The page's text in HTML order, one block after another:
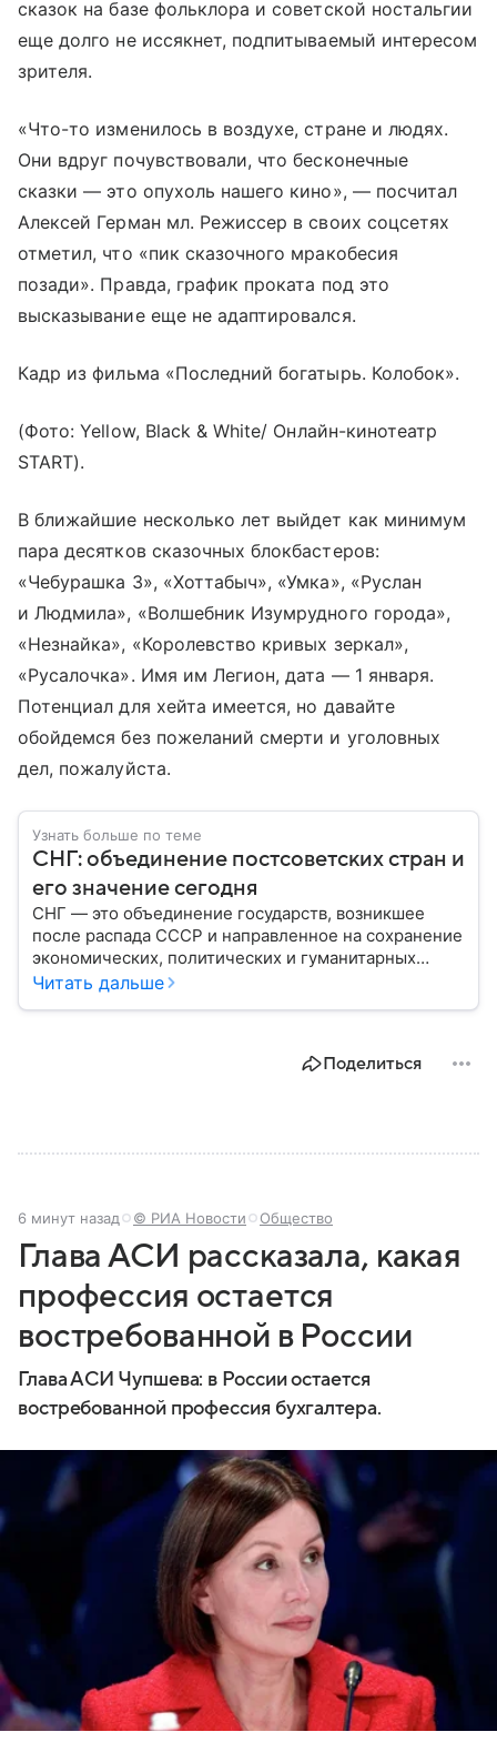
сказок на базе фольклора и советской ностальгии
еще долго не иссякнет, подпитываемый интересом
зрителя.
«Что-то изменилось в воздухе, стране и людях.
Они вдруг почувствовали, что бесконечные
сказки — это опухоль нашего кино», — посчитал
Алексей Герман мл. Режиссер в своих соцсетях
отметил, что «пик сказочного мракобесия
позади». Правда, график проката под это
высказывание еще не адаптировался.
Кадр из фильма «Последний богатырь. Колобок».
(Фото: Yellow, Black & White/ Онлайн-кинотеатр
START).
В ближайшие несколько лет выйдет как минимум
пара десятков сказочных блокбастеров:
«Чебурашка 3», «Хоттабыч», «Умка», «Руслан
и Людмила», «Волшебник Изумрудного города»,
«Незнайка», «Королевство кривых зеркал»,
«Русалочка». Имя им Легион, дата — 1 января.
Потенциал для хейта имеется, но давайте
обойдемся без пожеланий смерти и уголовных
дел, пожалуйста.
Узнать больше по теме
СНГ: объединение постсоветских стран и
его значение сегодня
СНГ — это объединение государств, возникшее
после распада СССР и направленное на сохранение
экономических, политических и гуманитарных
связей между бывшими союзными республиками.
Собрали главное по теме на сегодняшний день.
Читать дальше
Поделиться
6 минут назад © РИА Новости Общество
Глава АСИ рассказала, какая
профессия остается
востребованной в России
Глава АСИ Чупшева: в России остается
востребованной профессия бухгалтера.